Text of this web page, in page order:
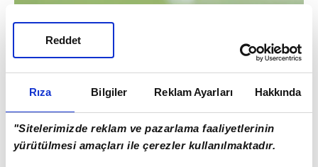
Rıza Bilgiler Reklam Ayarları Hakkında
"Sitelerimizde reklam ve pazarlama faaliyetlerinin
yürütülmesi amaçları ile çerezler kullanılmaktadır.
Reddet